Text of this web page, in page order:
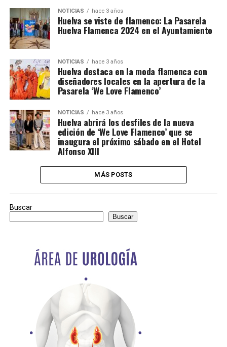
NOTICIAS hace 3 años
Huelva se viste de flamenco: La Pasarela
Huelva Flamenca 2024 en el Ayuntamiento
NOTICIAS hace 3 años
Huelva destaca en la moda flamenca con
diseñadores locales en la apertura de la
Pasarela ‘We Love Flamenco’
NOTICIAS hace 3 años
Huelva abrirá los desfiles de la nueva
edición de ‘We Love Flamenco’ que se
inaugura el próximo sábado en el Hotel
Alfonso XIII
MÁS POSTS
Buscar
Buscar